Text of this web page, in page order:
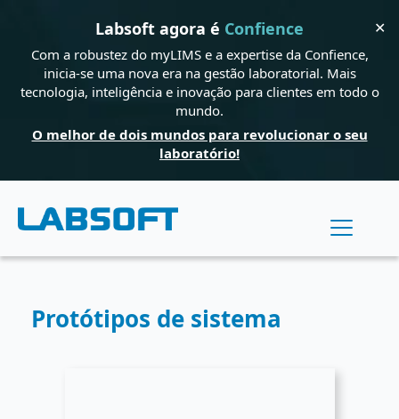
Labsoft agora é Confience
Com a robustez do myLIMS e a expertise da Confience,
inicia-se uma nova era na gestão laboratorial. Mais
tecnologia, inteligência e inovação para clientes em todo o
mundo.
O melhor de dois mundos para revolucionar o seu
laboratório!
✕
Protótipos de sistema